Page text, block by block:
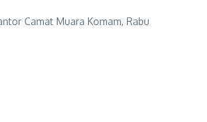
Camat Muara Komam, Rabu